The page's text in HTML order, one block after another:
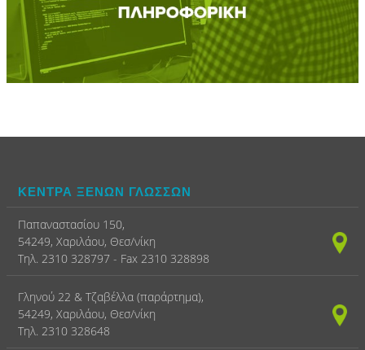
ΚΕΝΤΡΑ ΞΕΝΩΝ ΓΛΩΣΣΩΝ
Παπαναστασίου 150,
54249, Χαριλάου, Θεσ/νίκη
Τηλ. 2310 328797 - Fax 2310 328898
Γληνού 22 & Τζαβέλλα (παράρτημα),
54249, Χαριλάου, Θεσ/νίκη
Τηλ. 2310 328648